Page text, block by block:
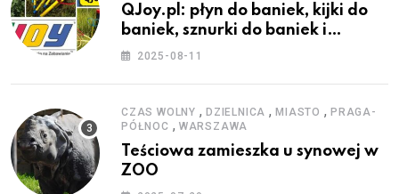
QJoy.pl: płyn do baniek, kijki do
baniek, sznurki do baniek i
zestawy do baniek
2025-08-11
CZAS WOLNY , DZIELNICA ,MIASTO ,PRAGA-
PÓŁNOC , WARSZAWA
Teściowa zamieszka u synowej w
ZOO